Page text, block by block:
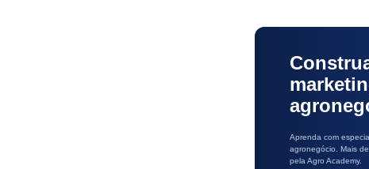
Aprenda com
agronegócio. Mais
pela Agro Academy.